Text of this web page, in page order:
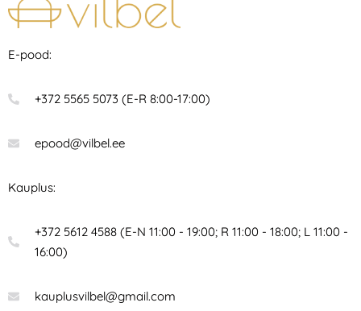
E-pood:
+372 5565 5073 (E-R 8:00-17:00)
epood@vilbel.ee
Kauplus:
+372 5612 4588 (E-N 11:00 - 19:00; R 11:00 - 18:00; L 11:00 -
16:00)
kauplusvilbel@gmail.com